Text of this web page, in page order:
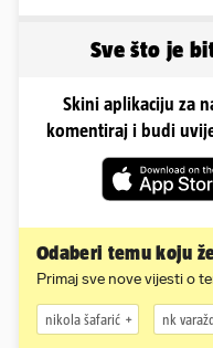
Sve što je
Skini aplikaciju za
komentiraj i budi
Odaberi temu koju
Primaj sve nove vijesti o
nikola šafarić nk